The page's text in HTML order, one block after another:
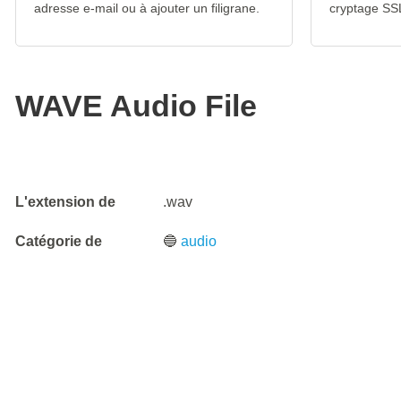
adresse e-mail ou à ajouter un filigrane. cryptage
WAVE Audio File
L'extension de .wav
Catégorie de 🔵audio